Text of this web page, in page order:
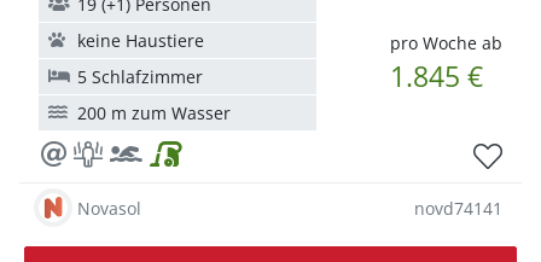
pro Woche ab
1.845 €
keine Haustiere
5 Schlafzimmer
200 m zum Wasser
Novasol novd74141